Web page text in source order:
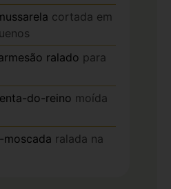
cortada em
ralado para
do-reino moída
moscada ralada na